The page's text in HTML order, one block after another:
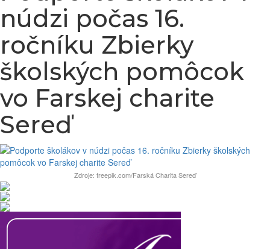
núdzi počas 16.
ročníku Zbierky
školských pomôcok
vo Farskej charite
Sereď
Zdroje: freepik.com/Farská Charita Sereď